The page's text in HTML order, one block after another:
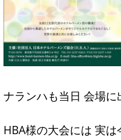
ナランハも当日 会場に
HBA様の大会には 実